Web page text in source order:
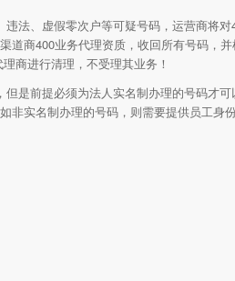
法、虚假零次户等可疑号码，运营商将
道商400业务代理资质，收回所有号码，
商进行清理，不受理其业务！
是前提必须为法人实名制办理的号码才可
非实名制办理的号码，则需要提供员工身